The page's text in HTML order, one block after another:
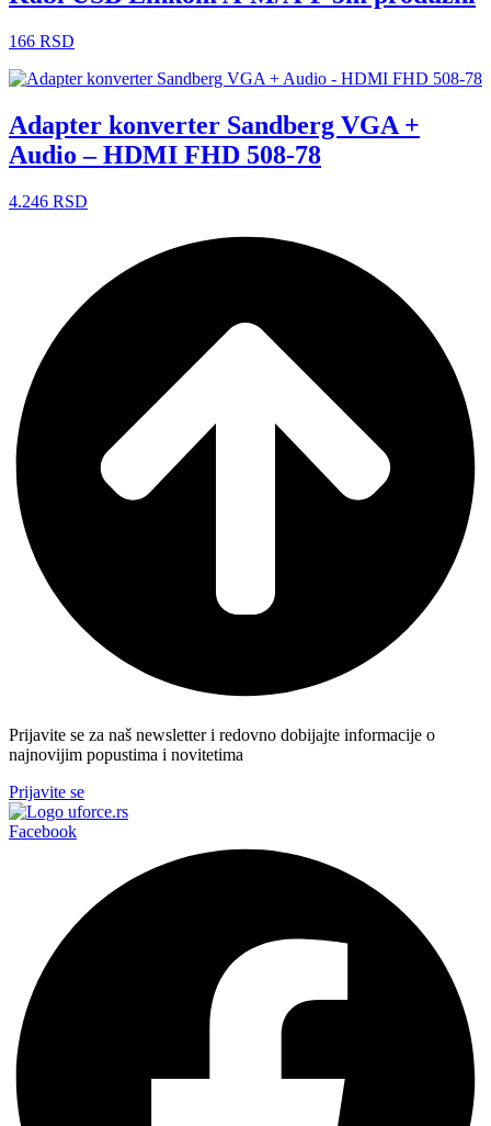
166 RSD
Adapter konverter Sandberg VGA +
Audio – HDMI FHD 508-78
4.246 RSD
Prijavite se za naš newsletter i redovno dobijajte informacije o
najnovijim popustima i novitetima
Prijavite se
Facebook